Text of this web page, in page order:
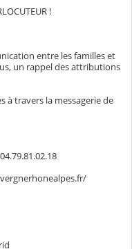
!
entre les familles et
un rappel des attributions
à travers la messagerie de